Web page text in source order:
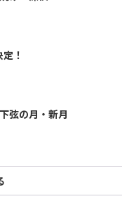
！
弦の月・新月